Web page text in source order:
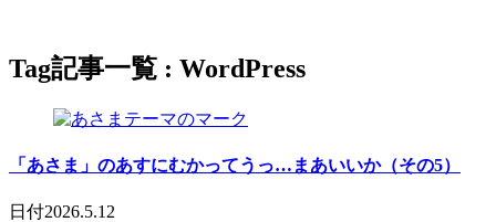
Tag記事一覧 : WordPress
「あさま」のあすにむかってうっ…まあいいか（その5）
日付2026.5.12